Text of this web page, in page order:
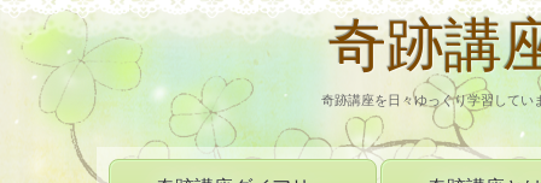
奇跡講
奇跡講座を日々ゆっくり学習してい